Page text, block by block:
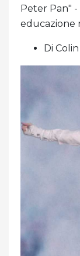
Peter Pan"
educazione
Di